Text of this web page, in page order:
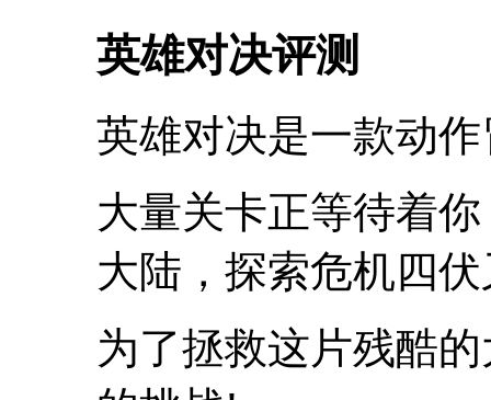
英雄对决评测
英雄对决是一款动
大量关卡正等待着
大陆，探索危机四
为了拯救这片残酷